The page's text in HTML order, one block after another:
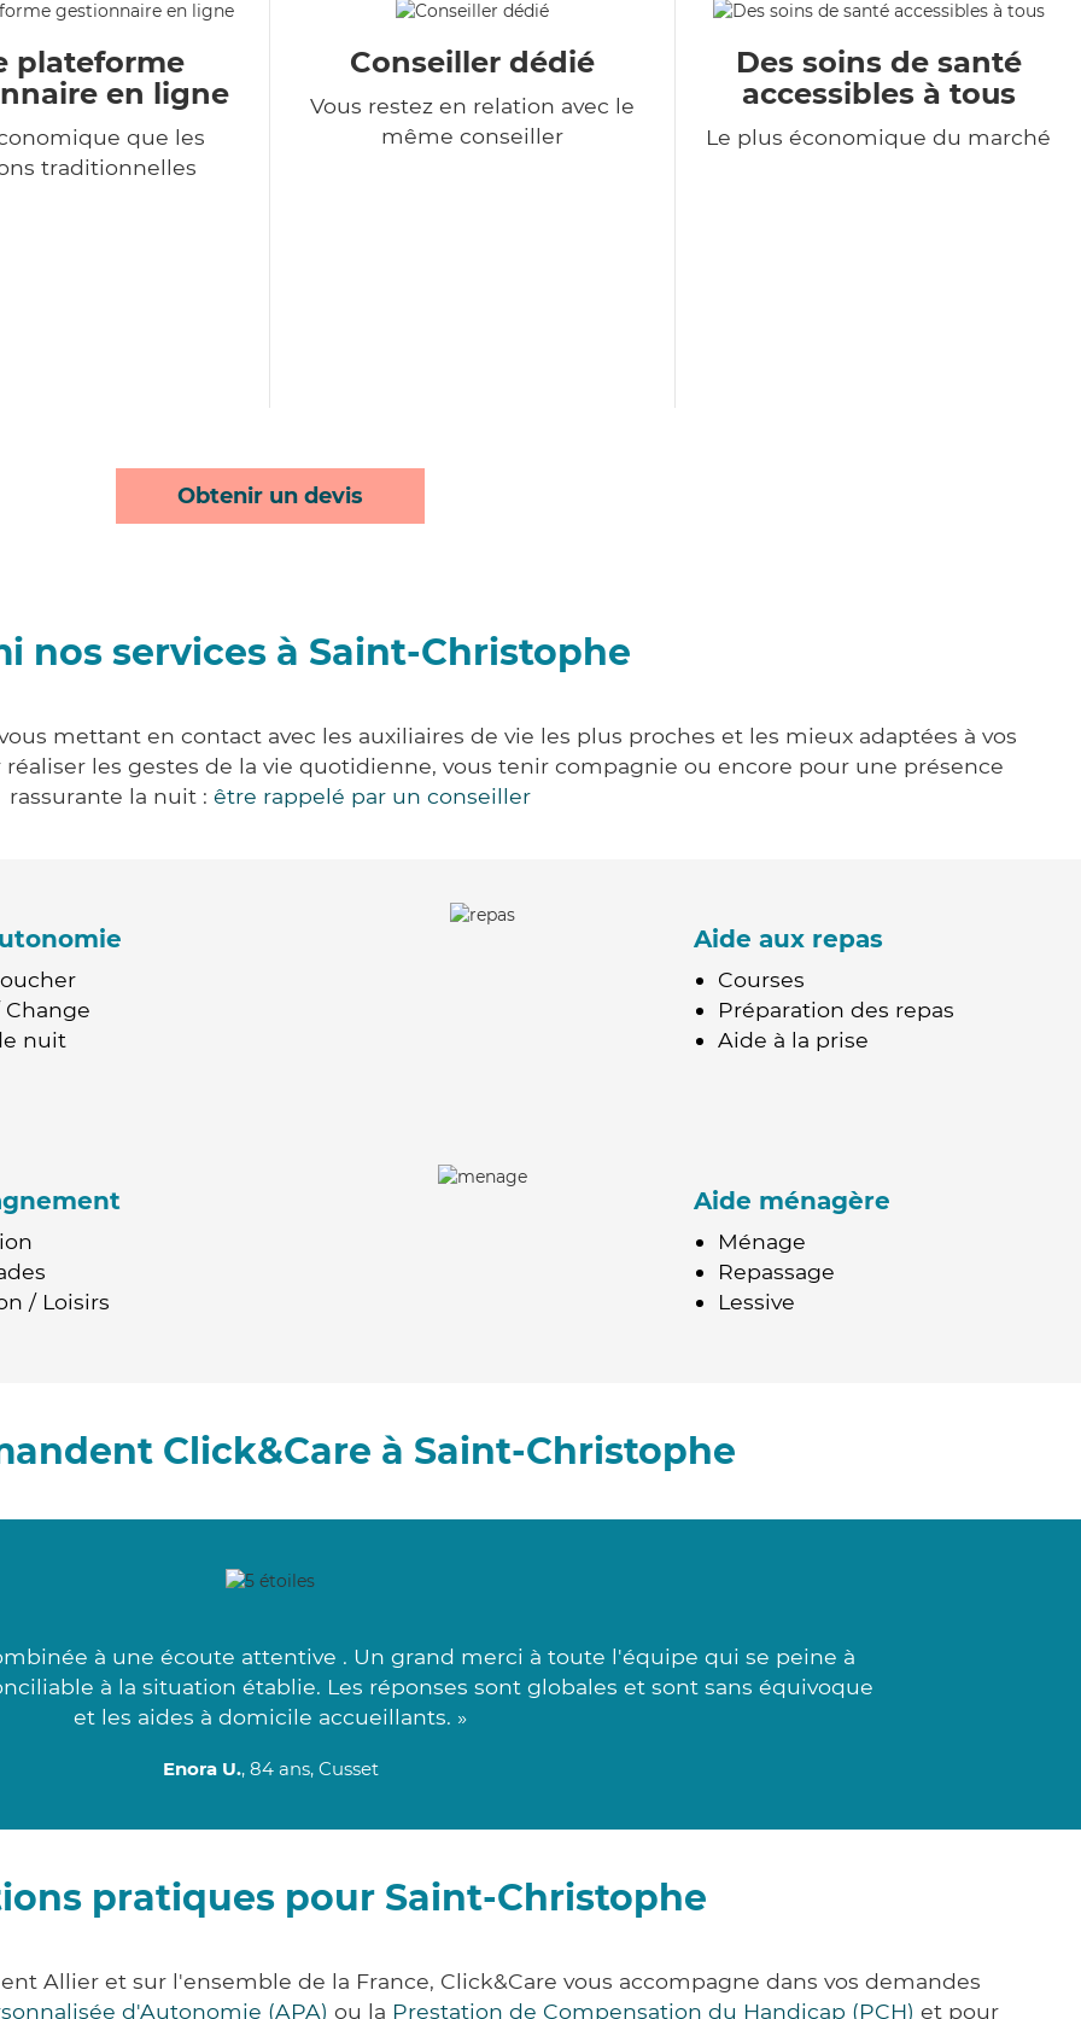
plateforme
en ligne
que les
traditionnelles
Conseiller dédié
Vous restez en relation avec le
même conseiller
Des soins de santé
accessibles à tous
Le plus économique du marché
Obtenir un devis
nos services à Saint-Christophe
mettant en contact avec les auxiliaires de vie les plus proches et les mieux adaptées à vos
les gestes de la vie quotidienne, vous tenir compagnie ou encore pour une présence
rassurante la nuit : être rappelé par un conseiller
nuit
Aide aux repas
Courses
Préparation des repas
Aide à la prise
/ Loisirs
Aide ménagère
Ménage
Repassage
Lessive
Click&Care à Saint-Christophe
à une écoute attentive . Un grand merci à toute l'équipe qui se peine à
à la situation établie. Les réponses sont globales et sont sans équivoque
et les aides à domicile accueillants. »
Enora U., 84 ans, Cusset
pratiques pour Saint-Christophe
Allier et sur l'ensemble de la France, Click&Care vous accompagne dans vos demandes
d'Autonomie (APA) ou la Prestation de Compensation du Handicap (PCH) et pour